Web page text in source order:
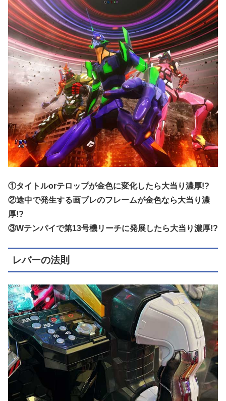
①タイトルorテロップが金色に変化したら大当り濃厚!?
②途中で発生する画ブレのフレームが金色なら大当り濃
厚!?
③Wテンパイで第13号機リーチに発展したら大当り濃厚!?
レバーの法則